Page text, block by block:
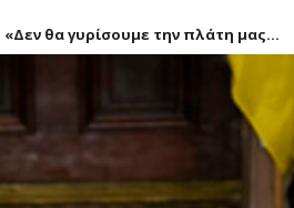
θα γυρίσουμε την πλάτη μας...